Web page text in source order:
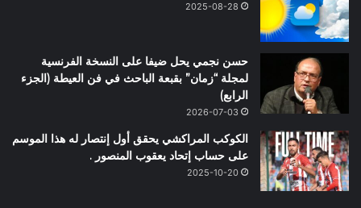
2025-08-28
حسن نجمي يحل ضيفا على النسخة الفرنسية
لمجلة “زمان” بقبعة الباحث في فن العيطة (الجزء
الرابع)
2026-07-03
الكوكب المراكشي يحقق أول إنتصار له هذا الموسم
على حساب إتحاد يعقوب المنصور .
2025-10-20